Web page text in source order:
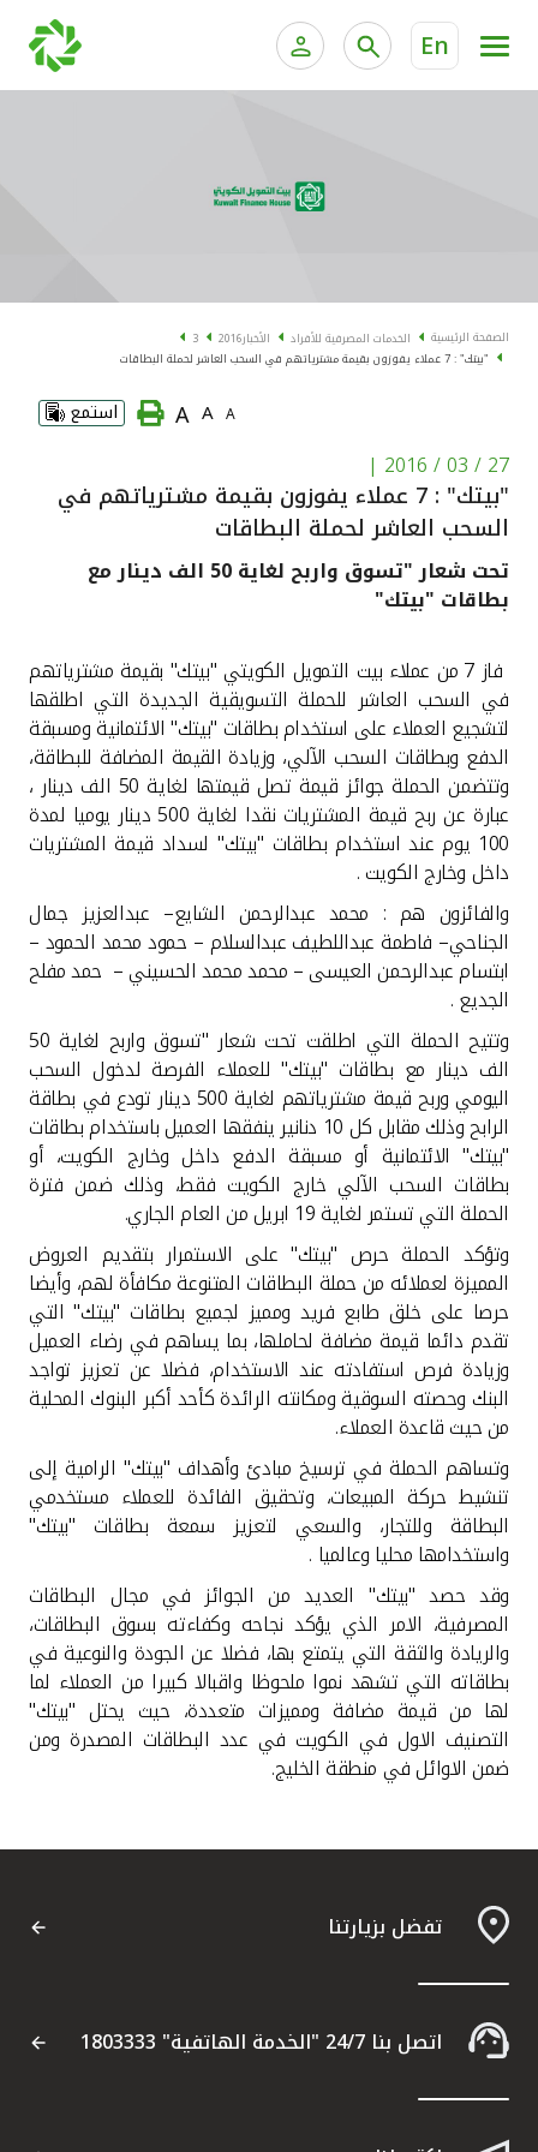
En
الخدمات المصرفية الإلكترونية للشركات
البطاقات
"برامج العملاء"
الاستثمار
القنوات المصرفية
خدمات ما بعد البيع
اتصل بنا
مواقع الفروع وأجهزة الصرف الآلي
ألمانيا
ماليزيا
تركيا
مصر
المملكة المتحدة
مملكة البحرين
الصفحة الرئيسية الخدمات المصرفية للأفراد الأخبار2016
3
"بيتك" : 7 عملاء يفوزون بقيمة مشترياتهم في السحب العاشر لحملة البطاقات
A
A
A استمع
27 / 03 / 2016
|
"بيتك" : 7 عملاء يفوزون بقيمة مشترياتهم في
السحب العاشر لحملة البطاقات
تحت شعار "تسوق واربح لغاية 50 الف دينار مع
بطاقات "بيتك"
فاز 7 من عملاء بيت التمويل الكويتي "بيتك" بقيمة مشترياتهم
في السحب العاشر للحملة التسويقية الجديدة التي اطلقها
لتشجيع العملاء على استخدام بطاقات "بيتك" الائتمانية ومسبقة
الدفع وبطاقات السحب الآلي، وزيادة القيمة المضافة للبطاقة،
وتتضمن الحملة جوائز قيمة تصل قيمتها لغاية 50 الف دينار ،
عبارة عن ربح قيمة المشتريات نقدا لغاية 500 دينار يوميا لمدة
100 يوم عند استخدام بطاقات "بيتك" لسداد قيمة المشتريات
داخل وخارج الكويت.
والفائزون هم : محمد عبدالرحمن الشايع– عبدالعزيز جمال
الجناحي– فاطمة عبداللطيف عبدالسلام – حمود محمد الحمود –
ابتسام عبدالرحمن العيسى – محمد محمد الحسيني – حمد مفلح
الجديع.
وتتيح الحملة التي اطلقت تحت شعار "تسوق واربح لغاية 50
الف دينار مع بطاقات "بيتك" للعملاء الفرصة لدخول السحب
اليومي وربح قيمة مشترياتهم لغاية 500 دينار تودع في بطاقة
الرابح وذلك مقابل كل 10 دنانير ينفقها العميل باستخدام بطاقات
"بيتك" الائتمانية أو مسبقة الدفع داخل وخارج الكويت، أو
بطاقات السحب الآلي خارج الكويت فقط، وذلك ضمن فترة
الحملة التي تستمر لغاية 19 ابريل من العام الجاري
.
وتؤكد الحملة حرص "بيتك" على الاستمرار بتقديم العروض
المميزة لعملائه من حملة البطاقات المتنوعة مكافأة لهم، وأيضا
حرصا على خلق طابع فريد ومميز لجميع بطاقات "بيتك" التي
تقدم دائما قيمة مضافة لحاملها، بما يساهم في رضاء العميل
وزيادة فرص استفادته عند الاستخدام، فضلا عن تعزيز تواجد
البنك وحصته السوقية ومكانته الرائدة كأحد أكبر البنوك المحلية
من حيث قاعدة العملاء.
وتساهم الحملة في ترسيخ مبادئ وأهداف "بيتك" الرامية إلى
تنشيط حركة المبيعات، وتحقيق الفائدة للعملاء مستخدمي
البطاقة وللتجار، والسعي لتعزيز سمعة بطاقات "بيتك"
واستخدامها محليا وعالميا .
وقد حصد "بيتك" العديد من الجوائز في مجال البطاقات
المصرفية، الامر الذي يؤكد نجاحه وكفاءته بسوق البطاقات،
والريادة والثقة التي يتمتع بها، فضلا عن الجودة والنوعية في
بطاقاته التي تشهد نموا ملحوظا واقبالا كبيرا من العملاء لما
لها من قيمة مضافة ومميزات متعددة، حيث يحتل "بيتك"
التصنيف الاول في الكويت في عدد البطاقات المصدرة ومن
ضمن الاوائل في منطقة الخليج.
تفضل بزيارتنا
اتصل بنا 24/7 "الخدمة الهاتفية" 1803333